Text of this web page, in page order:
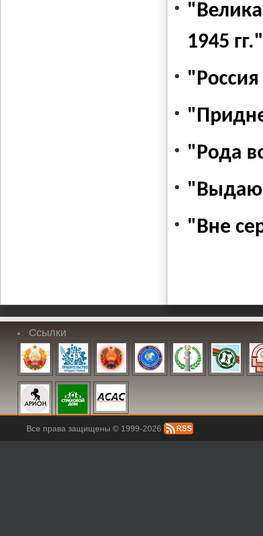
1945 гг."
"Рода
"Вне
Ссылки
Все права защищены © 1999-2026